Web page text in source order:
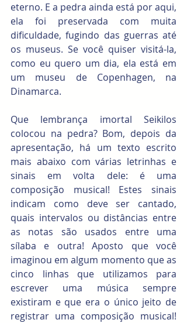
eterno. E a pedra ainda está por aqui,
ela foi preservada com muita
dificuldade, fugindo das guerras até
os museus. Se você quiser visitá-la,
como eu quero um dia, ela está em
um museu de Copenhagen, na
Dinamarca.
Que lembrança imortal Seikilos
colocou na pedra? Bom, depois da
apresentação, há um texto escrito
mais abaixo com várias letrinhas e
sinais em volta dele: é uma
composição musical! Estes sinais
indicam como deve ser cantado,
quais intervalos ou distâncias entre
as notas são usados entre uma
sílaba e outra! Aposto que você
imaginou em algum momento que as
cinco linhas que utilizamos para
escrever uma música sempre
existiram e que era o único jeito de
registrar uma composição musical!